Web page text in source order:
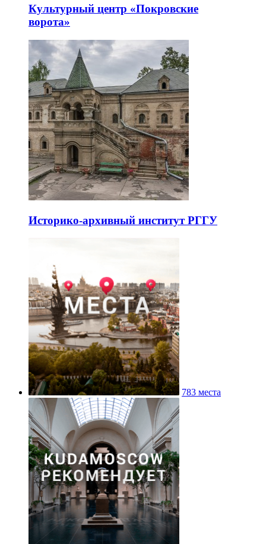
Культурный центр «Покровские
ворота»
Историко-архивный институт РГГУ
783 места